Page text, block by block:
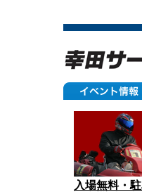
入場無料・